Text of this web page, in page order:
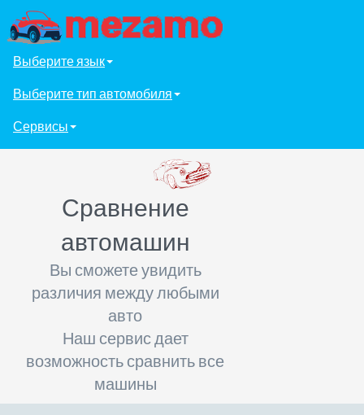
Выберите язык
Выберите тип автомобиля
Сервисы
Сравнение
автомашин
Вы сможете увидить
различия между любыми
авто
Наш сервис дает
возможность сравнить все
машины